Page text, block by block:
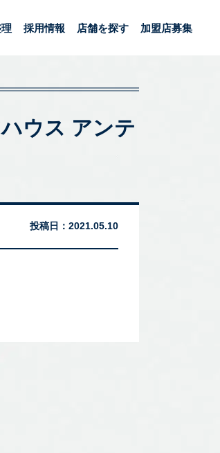
採用情報 店舗を探す 加盟店募集
ウス アンテ
投稿日： 2021.05.10